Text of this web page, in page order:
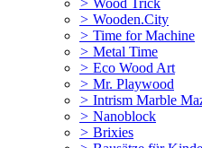
> Wood Trick
> Wooden.City
> Time for Machine
> Metal Time
> Eco Wood Art
> Mr. Playwood
> Intrism Marble
> Nanoblock
> Brixies